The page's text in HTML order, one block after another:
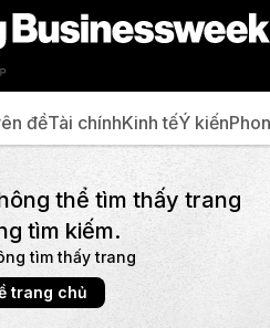
đềTài chínhKinh tếÝ kiến
thể tìm thấy trang
tìm kiếm.
tìm thấy trang
trang chủ